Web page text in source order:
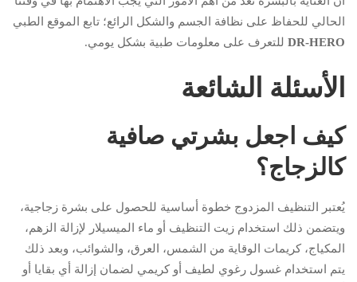
الحالي للحفاظ على نظافة الجسم والشكل الرائع؛ تابع الموقع الطبي
DR-HERO للتعرف على معلومات طبية بشكل يومي.
الأسئلة الشائعة
كيف اجعل بشرتي صافية
كالزجاج؟
يُعتبر التنظيف المزدوج خطوة أساسية للحصول على بشرة زجاجية،
ويتضمن ذلك استخدام زيت التنظيف أو ماء الميسيلار لإزالة الزهم،
المكياج، كريمات الوقاية من الشمس، العرق، والشوائب، وبعد ذلك
يتم استخدام غسول رغوي لطيف أو كريمي لضمان إزالة أي بقايا أو